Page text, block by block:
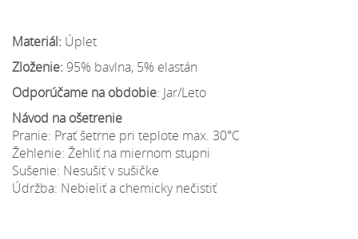
Materiál: Úplet
Zloženie: 95% bavlna, 5% elastán
Odporúčame na obdobie: Jar/Leto
Návod na ošetrenie
Pranie: Prať šetrne pri teplote max. 30°C
Žehlenie: Žehliť na miernom stupni
Sušenie: Nesušiť v sušičke
Údržba: Nebieliť a chemicky nečistiť